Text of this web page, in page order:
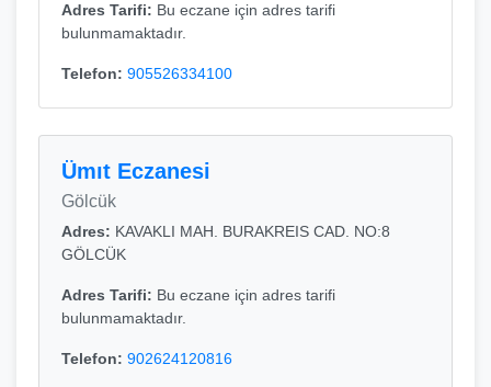
Adres Tarifi: Bu eczane için adres tarifi
bulunmamaktadır.
Telefon: 905526334100
Ümıt Eczanesi
Gölcük
Adres: KAVAKLI MAH. BURAKREIS CAD. NO:8
GÖLCÜK
Adres Tarifi: Bu eczane için adres tarifi
bulunmamaktadır.
Telefon: 902624120816